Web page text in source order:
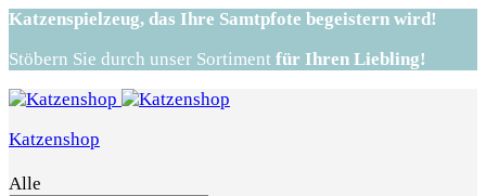
Katzenspielzeug, das Ihre Samtpfote begeistern wird!
Stöbern Sie durch unser Sortiment für Ihren Liebling!
Katzenshop
Alle